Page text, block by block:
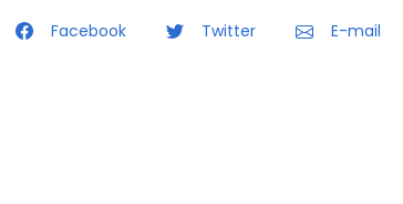
Facebook Twitter E-mail